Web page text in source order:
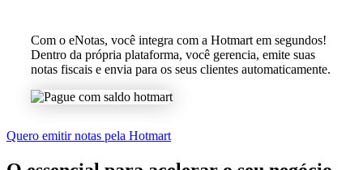
Com o eNotas, você integra com a Hotmart em segundos!
Dentro da própria plataforma, você gerencia, emite suas
notas fiscais e envia para os seus clientes automaticamente.
Quero emitir notas pela Hotmart